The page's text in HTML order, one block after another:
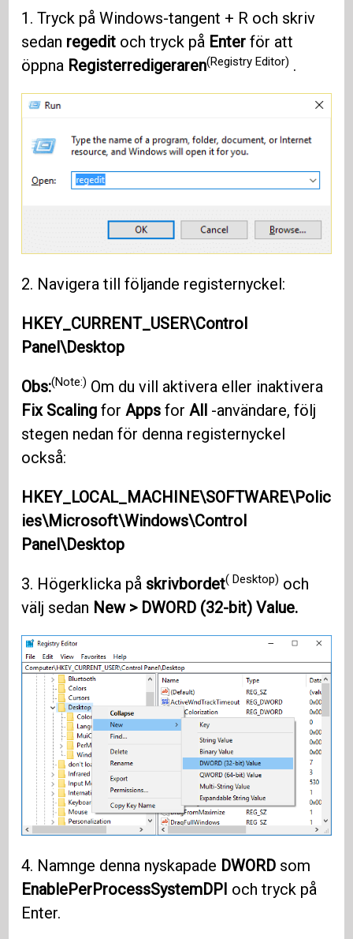
1. Tryck på Windows-tangent + R och skriv
sedan regedit och tryck på Enter för att
öppna Registerredigeraren(Registry Editor) .
2. Navigera till följande registernyckel:
HKEY_CURRENT_USER\Control
Panel\Desktop
Obs:(Note:) Om du vill aktivera eller inaktivera
Fix Scaling for Apps for All -användare, följ
stegen nedan för denna registernyckel
också:
HKEY_LOCAL_MACHINE\SOFTWARE\Polic
ies\Microsoft\Windows\Control
Panel\Desktop
3. Högerklicka på skrivbordet( Desktop) och
välj sedan New > DWORD (32-bit) Value.
4. Namnge denna nyskapade DWORD som
EnablePerProcessSystemDPI och tryck på
Enter.